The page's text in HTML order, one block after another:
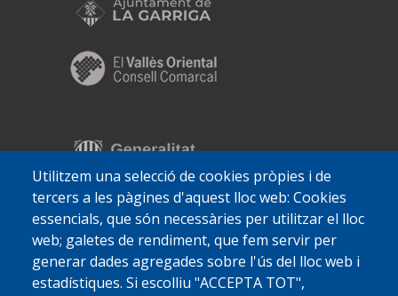
Utilitzem una selecció de cookies pròpies i de
tercers a les pàgines d'aquest lloc web: Cookies
essencials, que són necessàries per utilitzar el lloc
web; galetes de rendiment, que fem servir per
generar dades agregades sobre l'ús del lloc web i
estadístiques. Si escolliu "ACCEPTA TOT",